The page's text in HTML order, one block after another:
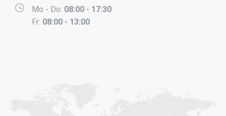
Mo - Do: 08:00 - 17:30
Fr: 08:00 - 13:00